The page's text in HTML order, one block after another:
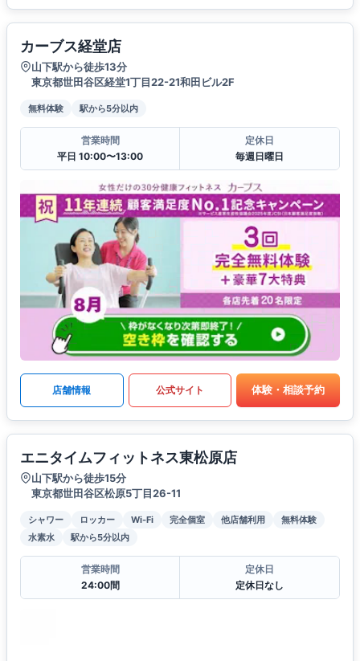
カーブス経堂店
山下駅から徒歩13分
東京都世田谷区経堂1丁目22-21和田ビル2F
無料体験 駅から5分以内
営業時間
平日 10:00〜13:00
定休日
毎週日曜日
店舗情報 公式サイト 体験・相談予約
エニタイムフィットネス東松原店
山下駅から徒歩15分
東京都世田谷区松原5丁目26-11
シャワー ロッカー Wi-Fi 完全個室 他店舗利用
無料体験
水素水
駅から5分以内
営業時間
24:00間
定休日
定休日なし